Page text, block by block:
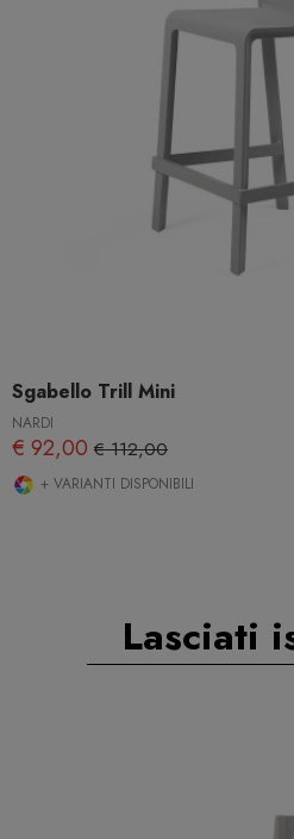
Sgabello Trill Mini
NARDI
€ 92,00 € 112,00
+ VARIANTI DISPONIBILI
Lasciati